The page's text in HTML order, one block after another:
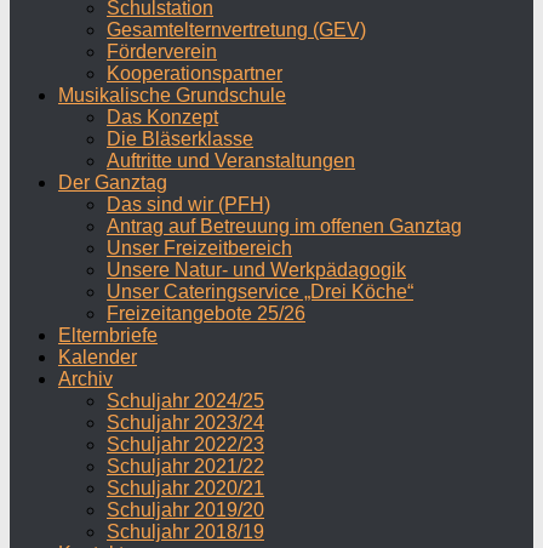
Schulstation
Gesamtelternvertretung (GEV)
Förderverein
Kooperationspartner
Musikalische Grundschule
Das Konzept
Die Bläserklasse
Auftritte und Veranstaltungen
Der Ganztag
Das sind wir (PFH)
Antrag auf Betreuung im offenen Ganztag
Unser Freizeitbereich
Unsere Natur- und Werkpädagogik
Unser Cateringservice „Drei Köche“
Freizeitangebote 25/26
Elternbriefe
Kalender
Archiv
Schuljahr 2024/25
Schuljahr 2023/24
Schuljahr 2022/23
Schuljahr 2021/22
Schuljahr 2020/21
Schuljahr 2019/20
Schuljahr 2018/19